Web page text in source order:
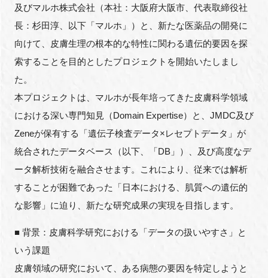
及びマルホ株式会社（本社：大阪府大阪市、代表取締役社
長：杉田淳、以下「マルホ」）と、新たな医薬品の開発に
向けて、皮膚生理の根本的な特性に関わる遺伝的要因を探
索することを目的としたプロジェクトを開始いたしまし
た。
本プロジェクトは、マルホが長年培ってきた皮膚科学領域
における深い専門知見（Domain Expertise）と、JMDC及び
Zeneが保有する「遺伝子検査データ×レセプトデータ」が
統合されたデータベース（以下、「DB」）、及び高度なデ
ータ解析技術を融合させます。これにより、従来では解析
することが困難であった「日本における、肌質への遺伝的
な影響」に迫り、新たな研究成果の実現を目指します。
■ 背景：皮膚科学研究における「データの扱いやすさ」と
いう課題
皮膚領域の研究において、ある病態の要因を特定しようと